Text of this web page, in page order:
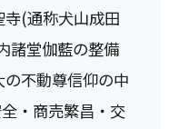
(通称犬山成田
諸堂伽藍の整備
不動尊信仰の中
・商売繁昌・交